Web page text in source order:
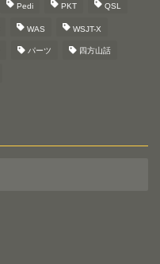
Pedi PKT QSL
WAS WSJT-X
パーツ 四方山話